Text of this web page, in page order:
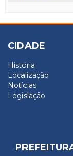
CIDADE
História
Localização
Notícias
Legislação